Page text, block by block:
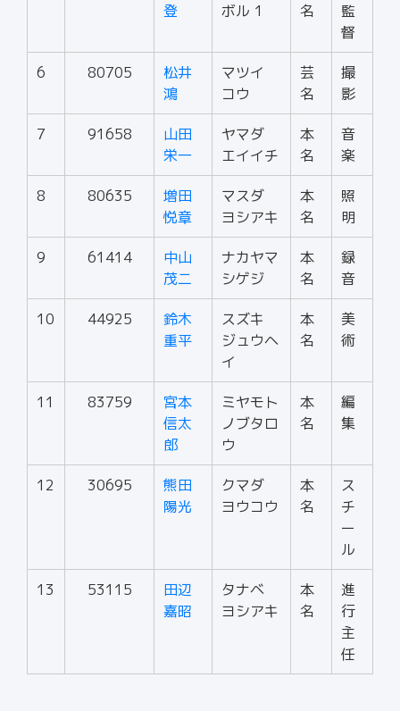
登
ボル 1
名
監
督
6 80705
松井
鴻
マツイ
コウ
芸
名
撮
影
7 91658
山田
栄一
ヤマダ
エイイチ
本
名
音
楽
8 80635
増田
悦章
マスダ
ヨシアキ
本
名
照
明
9 61414
中山
茂二
ナカヤマ
シゲジ
本
名
録
音
10 44925
鈴木
重平
スズキ
ジュウヘ
イ
本
名
美
術
11 83759
宮本
信太
郎
ミヤモト
ノブタロ
ウ
本
名
編
集
12 30695
熊田
陽光
クマダ
ヨウコウ
本
名
ス
チ
ー
ル
13 53115
田辺
嘉昭
タナベ
ヨシアキ
本
名
進
行
主
任